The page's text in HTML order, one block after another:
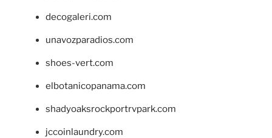
decogaleri.com
unavozparadios.com
shoes-vert.com
elbotanicopanama.com
shadyoaksrockportrvpark.com
jccoinlaundry.com